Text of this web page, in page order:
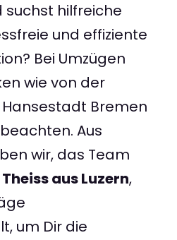
suchst hilfreiche
und effiziente
Bei Umzügen
wie von der
Bremen
Aus
wir, das Team
aus Luzern,
um Dir die